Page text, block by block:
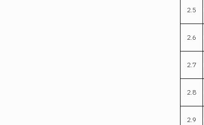
2.5
2.6
2.7
2.8
2.9